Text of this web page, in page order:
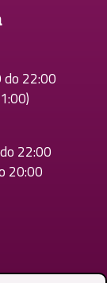
do 22:00
22:00
20:00